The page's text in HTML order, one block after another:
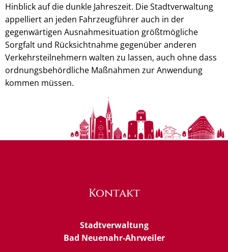
Hinblick auf die dunkle Jahreszeit. Die Stadtverwaltung
appelliert an jeden Fahrzeugführer auch in der
gegenwärtigen Ausnahmesituation größtmögliche
Sorgfalt und Rücksichtnahme gegenüber anderen
Verkehrsteilnehmern walten zu lassen, auch ohne dass
ordnungsbehördliche Maßnahmen zur Anwendung
kommen müssen.
Kontakt
Stadtverwaltung
Bad Neuenahr-Ahrweiler